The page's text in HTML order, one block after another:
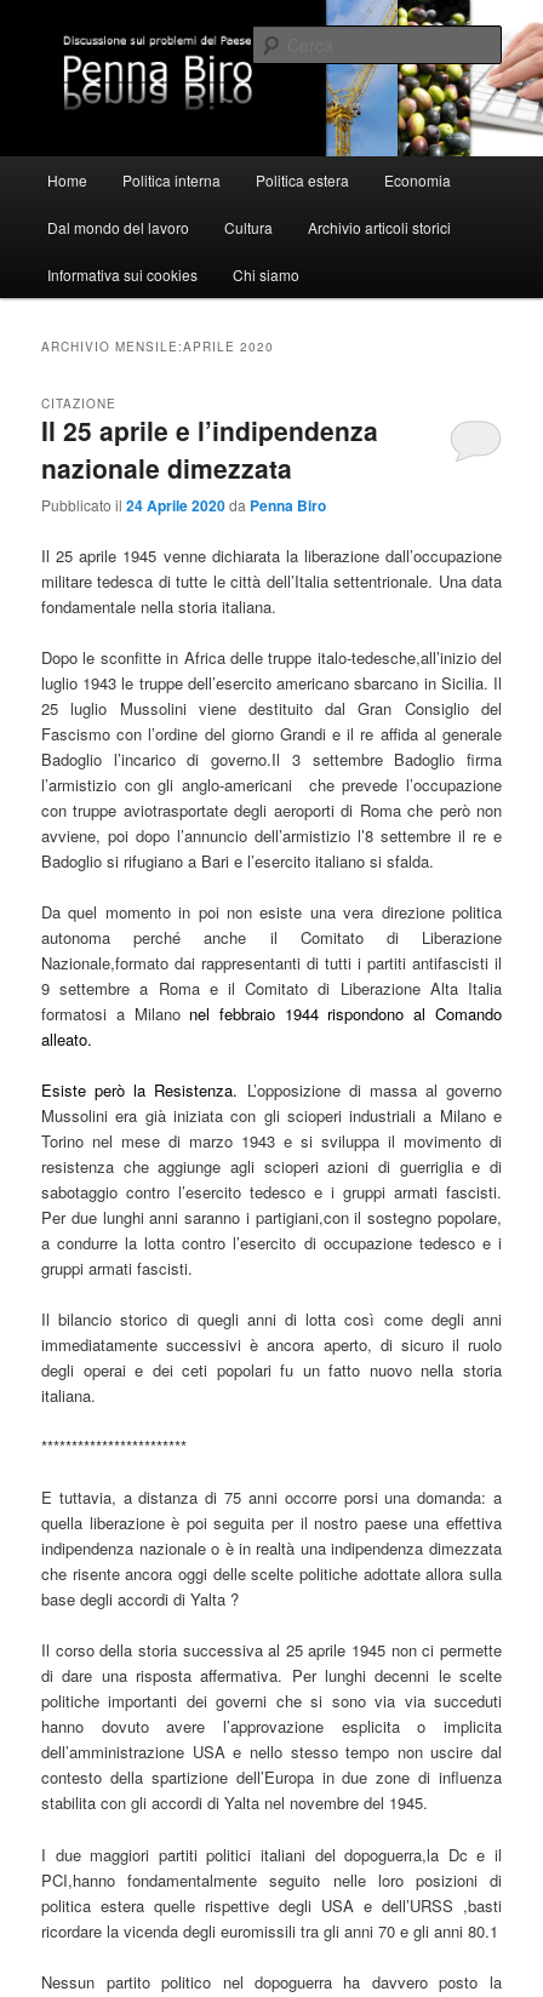
contenuto
principale
contenuto
secondarioPennabiro
Cerca
principale
Home Politica interna Politica estera Economia
Dal mondo del lavoro Cultura Archivio articoli storici
Informativa sui cookies Chi siamo
ARCHIVIO MENSILE:APRILE 2020
Il 25 aprile e l’indipendenza
nazionale dimezzata
CITAZIONE
Pubblicato il24 Aprile 2020da Penna Biro
Il 25 aprile 1945 venne dichiarata la liberazione dall’occupazione
militare tedesca di tutte le città dell’Italia settentrionale. Una data
fondamentale nella storia italiana.
Dopo le sconfitte in Africa delle truppe italo-tedesche,all’inizio del
luglio 1943 le truppe dell’esercito americano sbarcano in Sicilia. Il
25 luglio Mussolini viene destituito dal Gran Consiglio del
Fascismo con l’ordine del giorno Grandi e il re affida al generale
Badoglio l’incarico di governo.Il 3 settembre Badoglio firma
l’armistizio con gli anglo-americani che prevede l’occupazione
con truppe aviotrasportate degli aeroporti di Roma che però non
avviene, poi dopo l’annuncio dell’armistizio l’8 settembre il re e
Badoglio si rifugiano a Bari e l’esercito italiano si sfalda.
Da quel momento in poi non esiste una vera direzione politica
autonoma perché anche il Comitato di Liberazione
Nazionale,formato dai rappresentanti di tutti i partiti antifascisti il
9 settembre a Roma e il Comitato di Liberazione Alta Italia
formatosi a Milano nel febbraio 1944 rispondono al Comando
alleato.
Esiste però la Resistenza. L’opposizione di massa al governo
Mussolini era già iniziata con gli scioperi industriali a Milano e
Torino nel mese di marzo 1943 e si sviluppa il movimento di
resistenza che aggiunge agli scioperi azioni di guerriglia e di
sabotaggio contro l’esercito tedesco e i gruppi armati fascisti.
Per due lunghi anni saranno i partigiani,con il sostegno popolare,
a condurre la lotta contro l’esercito di occupazione tedesco e i
gruppi armati fascisti.
Il bilancio storico di quegli anni di lotta così come degli anni
immediatamente successivi è ancora aperto, di sicuro il ruolo
degli operai e dei ceti popolari fu un fatto nuovo nella storia
italiana.
************************
E tuttavia, a distanza di 75 anni occorre porsi una domanda: a
quella liberazione è poi seguita per il nostro paese una effettiva
indipendenza nazionale o è in realtà una indipendenza dimezzata
che risente ancora oggi delle scelte politiche adottate allora sulla
base degli accordi di Yalta ?
Il corso della storia successiva al 25 aprile 1945 non ci permette
di dare una risposta affermativa. Per lunghi decenni le scelte
politiche importanti dei governi che si sono via via succeduti
hanno dovuto avere l’approvazione esplicita o implicita
dell’amministrazione USA e nello stesso tempo non uscire dal
contesto della spartizione dell’Europa in due zone di influenza
stabilita con gli accordi di Yalta nel novembre del 1945.
I due maggiori partiti politici italiani del dopoguerra,la Dc e il
PCI,hanno fondamentalmente seguito nelle loro posizioni di
politica estera quelle rispettive degli USA e dell’URSS ,basti
ricordare la vicenda degli euromissili tra gli anni 70 e gli anni 80.1
Nessun partito politico nel dopoguerra ha davvero posto la